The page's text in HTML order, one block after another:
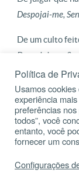
Despojai-me,
De um culto
Despojai-me,
Da convicção
Despojai-me,
10ª
Quando
No a Ele e aos
Política de
Usamos
experiência
preferências
todos”, você
entanto, você
fornecer um
Configurações